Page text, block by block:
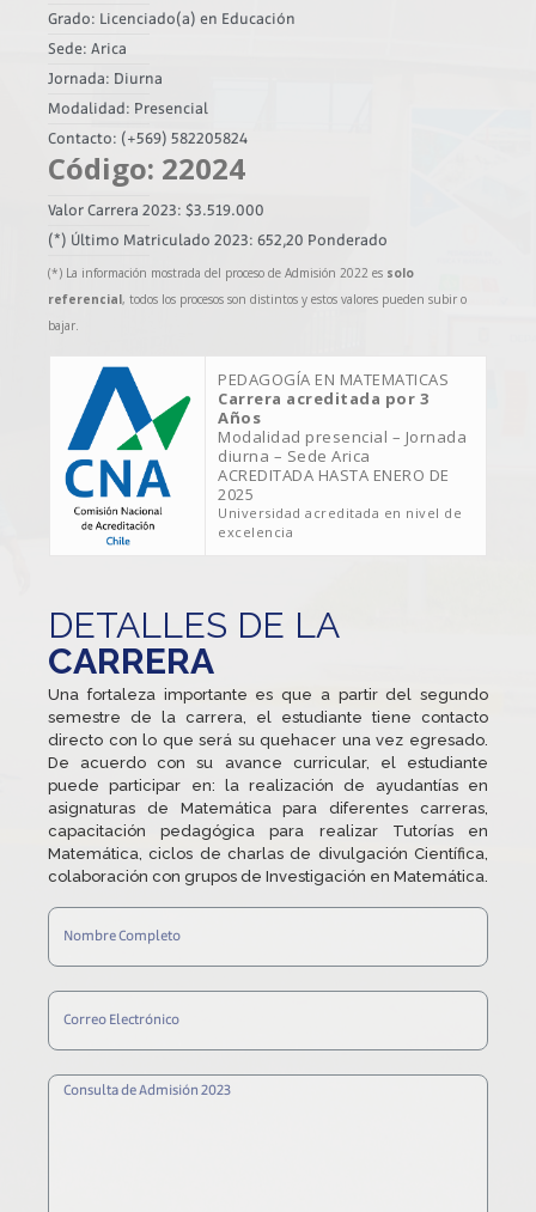
Grado: Licenciado(a) en Educación
Sede: Arica
Jornada: Diurna
Modalidad: Presencial
Contacto: (+569) 582205824
Código: 22024
Valor Carrera 2023: $3.519.000
(*) Último Matriculado 2023: 652,20 Ponderado
(*) La información mostrada del proceso de Admisión 2022 es solo
referencial, todos los procesos son distintos y estos valores pueden subir o
bajar.
PEDAGOGÍA EN MATEMATICAS
Carrera acreditada por 3
Años
Modalidad presencial – Jornada
diurna – Sede Arica
ACREDITADA HASTA ENERO DE
2025
Universidad acreditada en nivel de
excelencia
DETALLES DE LA
CARRERA
Una fortaleza importante es que a partir del segundo
semestre de la carrera, el estudiante tiene contacto
directo con lo que será su quehacer una vez egresado.
De acuerdo con su avance curricular, el estudiante
puede participar en: la realización de ayudantías en
asignaturas de Matemática para diferentes carreras,
capacitación pedagógica para realizar Tutorías en
Matemática, ciclos de charlas de divulgación Científica,
colaboración con grupos de Investigación en Matemática.